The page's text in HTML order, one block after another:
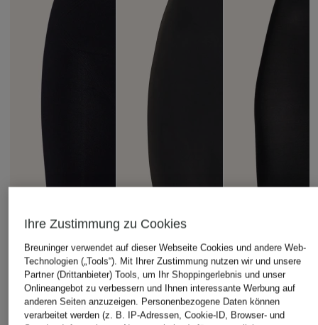
CHANTELLE
Shape-Shorts
sloggi
Longpants ZERO
MAGIC
Shape-Shorts MAXI
Ihre Zustimmung zu Cookies
Breuninger verwendet auf dieser Webseite Cookies und andere Web-
Technologien („Tools“). Mit Ihrer Zustimmung nutzen wir und unsere
Partner (Drittanbieter) Tools, um Ihr Shoppingerlebnis und unser
Onlineangebot zu verbessern und Ihnen interessante Werbung auf
anderen Seiten anzuzeigen. Personenbezogene Daten können
verarbeitet werden (z. B. IP-Adressen, Cookie-ID, Browser- und